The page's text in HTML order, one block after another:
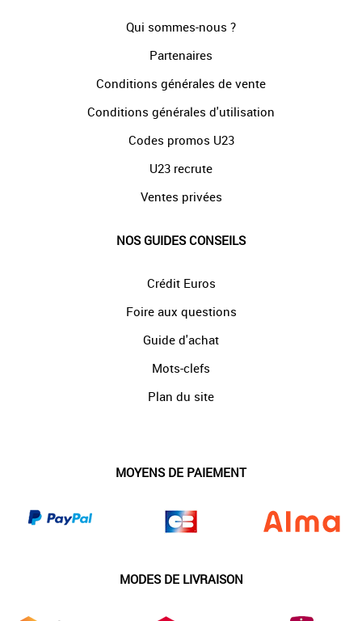
Qui sommes-nous ?
Partenaires
Conditions générales de vente
Conditions générales d'utilisation
Codes promos U23
U23 recrute
Ventes privées
NOS GUIDES CONSEILS
Crédit Euros
Foire aux questions
Guide d'achat
Mots-clefs
Plan du site
MOYENS DE PAIEMENT
MODES DE LIVRAISON